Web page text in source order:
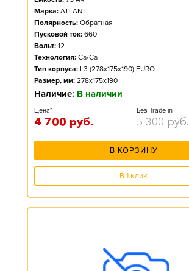
Марка: ATLANT
Полярность: Обратная
Пусковой ток: 660
Вольт: 12
Технология: Ca/Ca
Тип корпуса: L3 (278x175x190) EURO
Размер, мм: 278x175x190
Наличие: В наличии
Цена*
4 700 руб.
Без Trade-in
5 300 руб.
В КОРЗИНУ
В 1 клик